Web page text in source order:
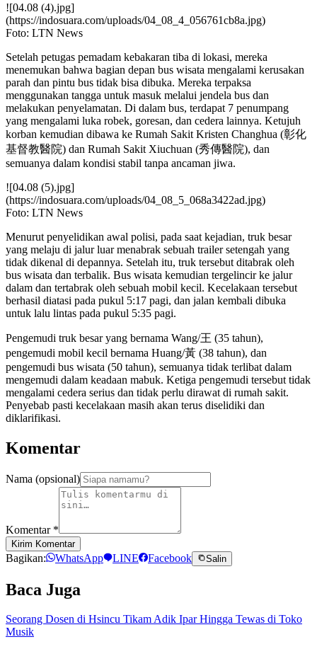
![04.08 (4).jpg]
(https://indosuara.com/uploads/04_08_4_056761cb8a.jpg)
Foto: LTN News
Setelah petugas pemadam kebakaran tiba di lokasi, mereka
menemukan bahwa bagian depan bus wisata mengalami kerusakan
parah dan pintu bus tidak bisa dibuka. Mereka terpaksa
menggunakan tangga untuk masuk melalui jendela bus dan
melakukan penyelamatan. Di dalam bus, terdapat 7 penumpang
yang mengalami luka robek, goresan, dan cedera lainnya. Ketujuh
korban kemudian dibawa ke Rumah Sakit Kristen Changhua (彰化
基督教醫院) dan Rumah Sakit Xiuchuan (秀傳醫院), dan
semuanya dalam kondisi stabil tanpa ancaman jiwa.
![04.08 (5).jpg]
(https://indosuara.com/uploads/04_08_5_068a3422ad.jpg)
Foto: LTN News
Menurut penyelidikan awal polisi, pada saat kejadian, truk besar
yang melaju di jalur luar menabrak sebuah trailer setengah yang
tidak dikenal di depannya. Setelah itu, truk tersebut ditabrak oleh
bus wisata dan terbalik. Bus wisata kemudian tergelincir ke jalur
dalam dan tertabrak oleh sebuah mobil kecil. Kecelakaan tersebut
berhasil diatasi pada pukul 5:17 pagi, dan jalan kembali dibuka
untuk lalu lintas pada pukul 5:35 pagi.
Pengemudi truk besar yang bernama Wang/王 (35 tahun),
pengemudi mobil kecil bernama Huang/黃 (38 tahun), dan
pengemudi bus wisata (50 tahun), semuanya tidak terlibat dalam
mengemudi dalam keadaan mabuk. Ketiga pengemudi tersebut tidak
mengalami cedera serius dan tidak perlu dirawat di rumah sakit.
Penyebab pasti kecelakaan masih akan terus diselidiki dan
diklarifikasi.
Komentar
Nama (opsional)
Komentar *
Kirim Komentar
Bagikan: WhatsApp LINE Facebook Salin
Baca Juga
Seorang Dosen di Hsincu Tikam Adik Ipar Hingga Tewas di Toko
Musik